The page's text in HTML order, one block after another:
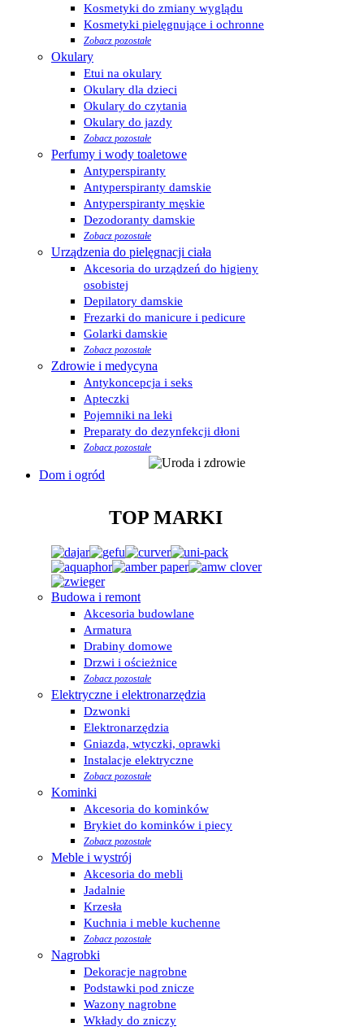
Kosmetyki do zmiany wyglądu
Kosmetyki pielęgnujące i ochronne
Zobacz pozostałe
Okulary
Etui na okulary
Okulary dla dzieci
Okulary do czytania
Okulary do jazdy
Zobacz pozostałe
Perfumy i wody toaletowe
Antyperspiranty
Antyperspiranty damskie
Antyperspiranty męskie
Dezodoranty damskie
Zobacz pozostałe
Urządzenia do pielęgnacji ciała
Akcesoria do urządzeń do higieny
osobistej
Depilatory damskie
Frezarki do manicure i pedicure
Golarki damskie
Zobacz pozostałe
Zdrowie i medycyna
Antykoncepcja i seks
Apteczki
Pojemniki na leki
Preparaty do dezynfekcji dłoni
Zobacz pozostałe
Dom i ogród
TOP MARKI
Budowa i remont
Akcesoria budowlane
Armatura
Drabiny domowe
Drzwi i ościeżnice
Zobacz pozostałe
Elektryczne i elektronarzędzia
Dzwonki
Elektronarzędzia
Gniazda, wtyczki, oprawki
Instalacje elektryczne
Zobacz pozostałe
Kominki
Akcesoria do kominków
Brykiet do kominków i piecy
Zobacz pozostałe
Meble i wystrój
Akcesoria do mebli
Jadalnie
Krzesła
Kuchnia i meble kuchenne
Zobacz pozostałe
Nagrobki
Dekoracje nagrobne
Podstawki pod znicze
Wazony nagrobne
Wkłady do zniczy